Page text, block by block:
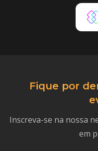
Fique por
Inscreva-se na nossa
em